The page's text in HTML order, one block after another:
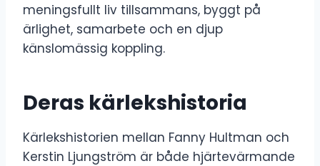
meningsfullt liv tillsammans, byggt på
ärlighet, samarbete och en djup
känslomässig koppling.
Deras kärlekshistoria
Kärlekshistorien mellan Fanny Hultman och
Kerstin Ljungström är både hjärtevärmande